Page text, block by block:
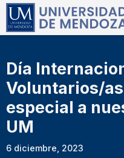
Día
Voluntarios/
especial a
UM
6 diciembre, 2023